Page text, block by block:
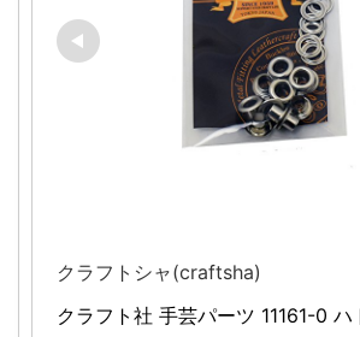
クラフトシャ(craftsha)
クラフト社 手芸パーツ 11161-0